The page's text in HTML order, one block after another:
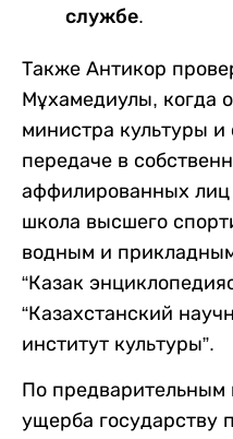
службе.
Также Антикор
Мұхамедиулы, когда
министра культуры и
передаче в
аффилированных лиц
школа высшего
водным и
“Казак
“Казахстанский
институт культуры”.
По предварительным
ущерба государству